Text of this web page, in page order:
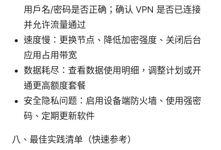
用户名/密码是否正确；确认 VPN 是否已连接
并允许流量通过
速度慢：更换节点、降低加密强度、关闭后台
应用占用带宽
数据耗尽：查看数据使用明细，调整计划或开
通更高额度套餐
安全隐私问题：启用设备端防火墙、使用强密
码、定期更新软件
八、最佳实践清单（快速参考）